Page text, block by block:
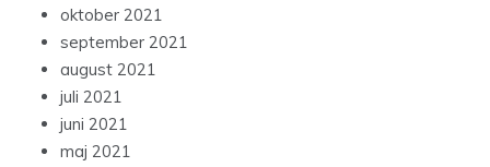
oktober 2021
september 2021
august 2021
juli 2021
juni 2021
maj 2021